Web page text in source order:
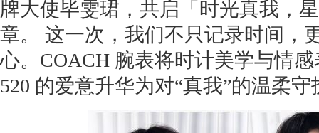
牌大使毕雯珺，共启「时光真我，
章。 这一次，我们不只记录时间，
心。COACH 腕表将时计美学与情
520 的爱意升华为对“真我”的温柔守